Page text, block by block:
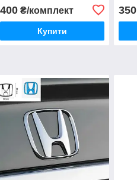
400₴/комплект
Купити
350